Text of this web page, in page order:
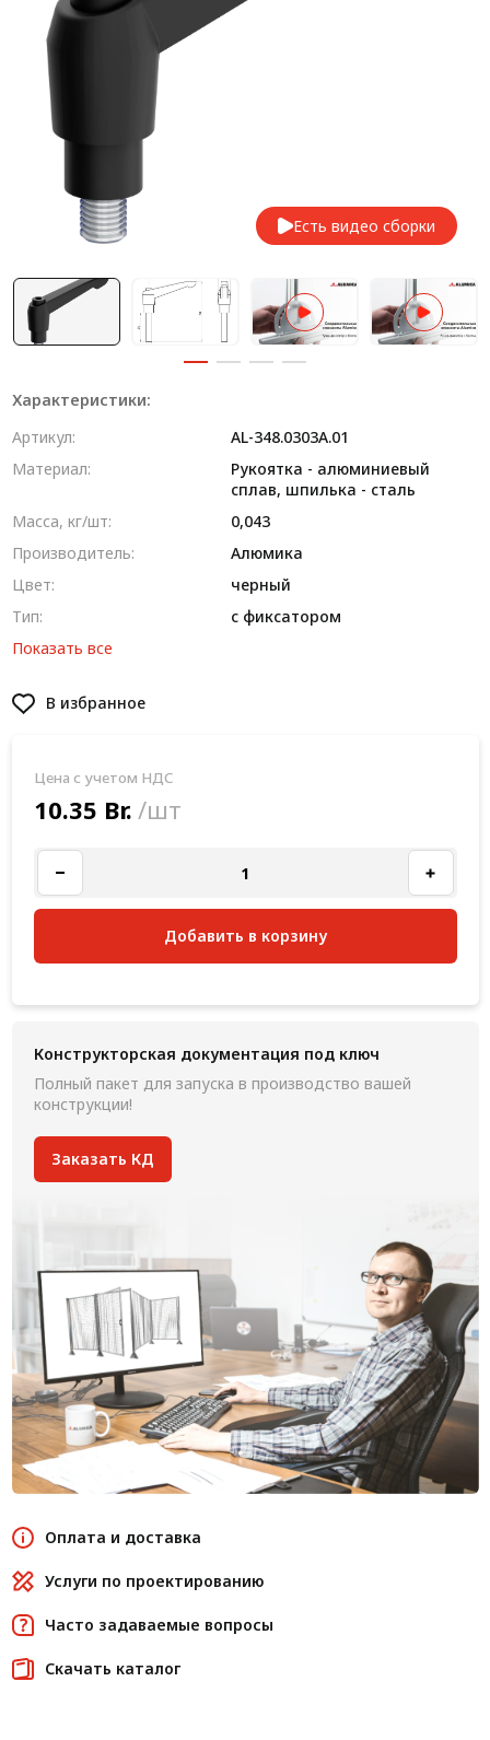
Система V-паза NEW!
Алюминиевые промышленные ограждения
Алюминиевая промышленная мебель
Профиль строительного назначения
Радиаторный алюминиевый профиль NEW!
Лист алюминиевый
Метрический крепеж
Конструкции из профиля
Услуги дополнительной обработки профиля
Есть видео сборки
Характеристики:
Артикул:
AL-348.0303A.01
Материал:
Рукоятка - алюминиевый
сплав, шпилька - сталь
Масса, кг/шт:
0,043
Производитель:
Алюмика
Цвет:
черный
Тип:
с фиксатором
Показать все
В избранное
Цена с учетом НДС
10.35 Br. /шт
Добавить в корзину
Конструкторская документация под ключ
Полный пакет для запуска в производство вашей
конструкции!
Заказать КД
Оплата и доставка
Услуги по проектированию
Часто задаваемые вопросы
Скачать каталог